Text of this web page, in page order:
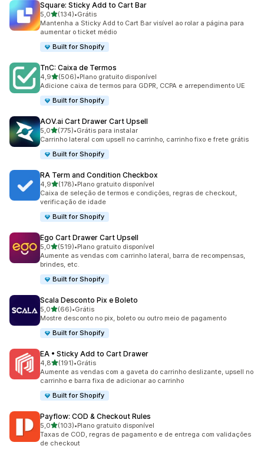
Square: Sticky Add to Cart Bar
5,0de 5 estrelas
(134)
134 avaliações ao todo
•Grátis
Mantenha a Sticky Add to Cart Bar visível ao rolar a página para
aumentar o ticket médio
Built for Shopify
TnC: Caixa de Termos
4,9de 5 estrelas
(506)
506 avaliações ao todo
•Plano gratuito disponível
Adicione caixa de termos para GDPR, CCPA e arrependimento UE
Built for Shopify
AOV.ai Cart Drawer Cart Upsell
5,0de 5 estrelas
(775)
775 avaliações ao todo
•Grátis para instalar
Carrinho lateral com upsell no carrinho, carrinho fixo e frete grátis
Built for Shopify
RA Term and Condition Checkbox
4,9de 5 estrelas
(178)
178 avaliações ao todo
•Plano gratuito disponível
Caixa de seleção de termos e condições, regras de checkout,
verificação de idade
Built for Shopify
Ego Cart Drawer Cart Upsell
5,0de 5 estrelas
(519)
519 avaliações ao todo
•Plano gratuito disponível
Aumente as vendas com carrinho lateral, barra de recompensas,
brindes, etc.
Built for Shopify
Scala Desconto Pix e Boleto
5,0de 5 estrelas
(66)
66 avaliações ao todo
•Grátis
Mostre desconto no pix, boleto ou outro meio de pagamento
Built for Shopify
EA • Sticky Add to Cart Drawer
4,8de 5 estrelas
(191)
191 avaliações ao todo
•Grátis
Aumente as vendas com a gaveta do carrinho deslizante, upsell no
carrinho e barra fixa de adicionar ao carrinho
Built for Shopify
Payflow: COD & Checkout Rules
5,0de 5 estrelas
(103)
103 avaliações ao todo
•Plano gratuito disponível
Taxas de COD, regras de pagamento e de entrega com validações
de checkout